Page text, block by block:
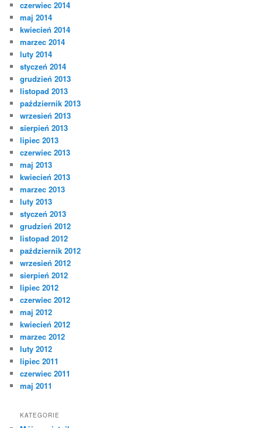
czerwiec 2014
maj 2014
kwiecień 2014
marzec 2014
luty 2014
styczeń 2014
grudzień 2013
listopad 2013
październik 2013
wrzesień 2013
sierpień 2013
lipiec 2013
czerwiec 2013
maj 2013
kwiecień 2013
marzec 2013
luty 2013
styczeń 2013
grudzień 2012
listopad 2012
październik 2012
wrzesień 2012
sierpień 2012
lipiec 2012
czerwiec 2012
maj 2012
kwiecień 2012
marzec 2012
luty 2012
lipiec 2011
czerwiec 2011
maj 2011
KATEGORIE